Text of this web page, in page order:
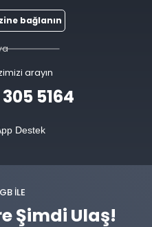
bağlanın
arayın
5164
Destek
ILE
Şimdi Ulaş!